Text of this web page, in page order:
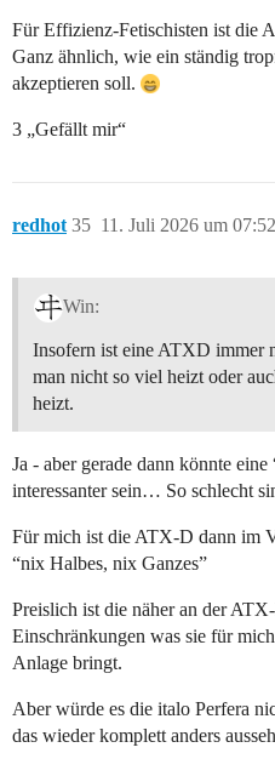
Für Effizienz-Fetischisten ist die
Ganz ähnlich, wie ein ständig
akzeptieren soll.
3 „Gefällt mir“
redhot 11. Juli 2026 um 07:52
35
Win:
Insofern ist eine ATXD immer
man nicht so viel heizt oder
heizt.
Ja - aber gerade dann könnte
interessanter sein… So schlecht
Für mich ist die ATX-D dann im
“nix Halbes, nix Ganzes”
Preislich ist die näher an der
Einschränkungen was sie für
Anlage bringt.
Aber würde es die italo Perfera
das wieder komplett anders